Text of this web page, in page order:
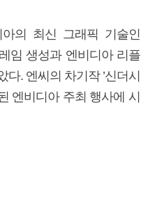
아의 최신 그래픽 기술인
임 생성과 엔비디아 리플
. 엔씨의 차기작 ’신더시
엔비디아 주최 행사에 시